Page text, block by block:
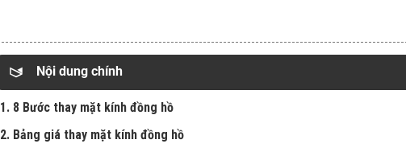
Nội dung chính
1. 8 Bước thay mặt kính đồng hồ
2. Bảng giá thay mặt kính đồng hồ